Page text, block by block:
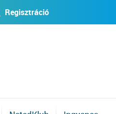
Regisztráció